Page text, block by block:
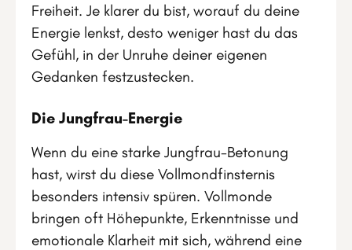
Freiheit. Je klarer du bist, worauf du deine
Energie lenkst, desto weniger hast du das
Gefühl, in der Unruhe deiner eigenen
Gedanken festzustecken.
Die Jungfrau-Energie
Wenn du eine starke Jungfrau-Betonung
hast, wirst du diese Vollmondfinsternis
besonders intensiv spüren. Vollmonde
bringen oft Höhepunkte, Erkenntnisse und
emotionale Klarheit mit sich, während eine